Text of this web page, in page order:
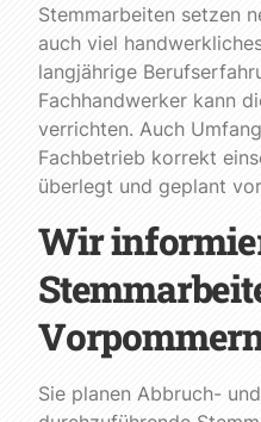
Stemmarbeiten setzen
auch viel
langjährige
Fachhandwerker kann
verrichten. Auch
Fachbetrieb korrekt
überlegt und geplant
Wir
Sie planen Abbruch-